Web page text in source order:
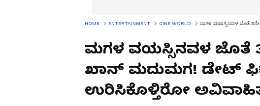
HOME ENTERTAINMENT CINE WORLD ಮಗಳ ವಯಸ್ಸಿನವಳ ಜೊತೆ 3ನೇ
ಮಗಳ ವಯಸ್ಸಿನವಳ ಜೊತೆ
ಖಾನ್​ ಮದುಮಗ! ಡೇಟ್​
ಉರಿಸಿಕೊಳ್ತಿರೋ